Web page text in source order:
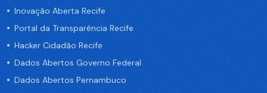
Inovação Aberta Recife
Portal da Transparência Recife
Hacker Cidadão Recife
Dados Abertos Governo Federal
Dados Abertos Pernambuco